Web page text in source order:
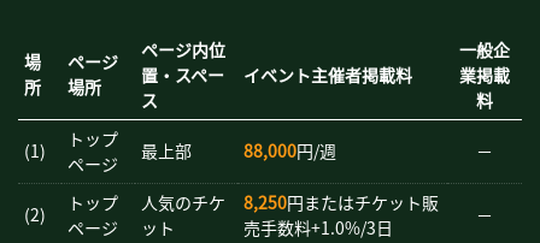
場
所
ページ
場所
ページ内位
置・スペー
ス
イベント主催者掲載料
一般企
業掲載
料
(1)
トップ
ページ
最上部 88,000円/週 －
(2)
トップ
ページ
人気のチケ
ット
8,250円またはチケット販
売手数料+1.0%/3日
－